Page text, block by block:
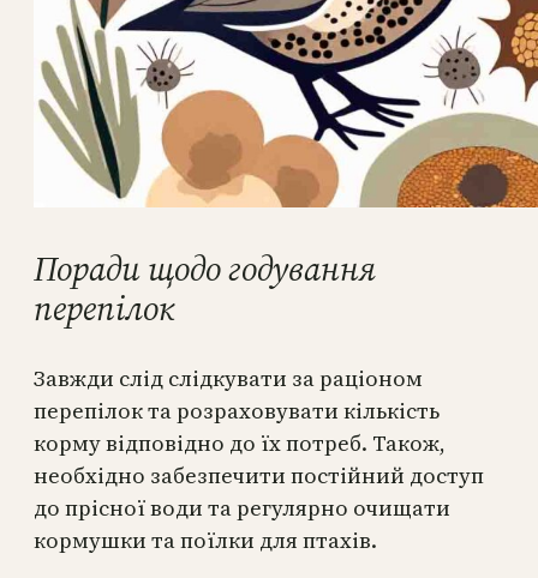
Поради щодо годування
перепілок
Завжди слід слідкувати за раціоном
перепілок та розраховувати кількість
корму відповідно до їх потреб. Також,
необхідно забезпечити постійний доступ
до прісної води та регулярно очищати
кормушки та поїлки для птахів.